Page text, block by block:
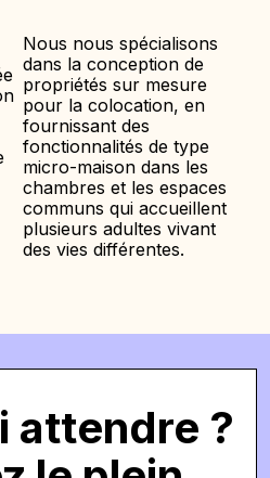
Nous nous spécialisons
dans la conception de
propriétés sur mesure
pour la colocation, en
fournissant des
fonctionnalités de type
micro-maison dans les
chambres et les espaces
communs qui accueillent
plusieurs adultes vivant
des vies différentes.
attendre ?